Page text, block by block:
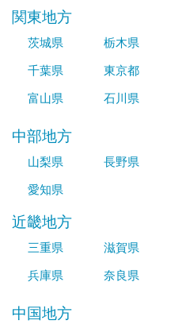
関東地方
茨城県 栃木県
千葉県
東京都
富山県
石川県
中部地方
山梨県 長野県
愛知県
近畿地方
三重県 滋賀県
兵庫県
奈良県
中国地方